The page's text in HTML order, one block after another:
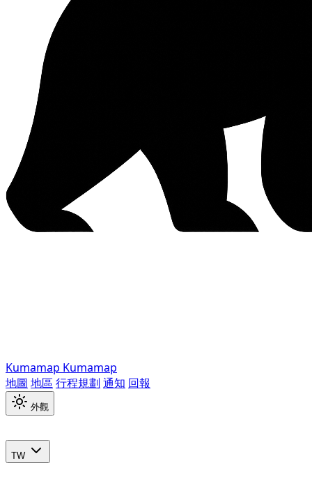
Kumamap Kumamap
地圖 地區 行程規劃 通知 回報
外觀
TW